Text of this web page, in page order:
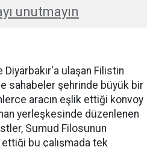
unutmayın
ulaşan Filistin
sahabeler şehrinde büyük bir
aracın eşlik ettiği konvoy
yerleşkesinde düzenlenen
Sumud Filosunun
bu çalışmada tek